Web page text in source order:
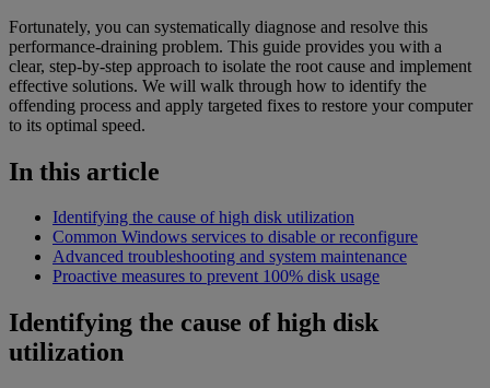
Fortunately, you can systematically diagnose and resolve this
performance-draining problem. This guide provides you with a
clear, step-by-step approach to isolate the root cause and implement
effective solutions. We will walk through how to identify the
offending process and apply targeted fixes to restore your computer
to its optimal speed.
In this article
Identifying the cause of high disk utilization
Common Windows services to disable or reconfigure
Advanced troubleshooting and system maintenance
Proactive measures to prevent 100% disk usage
Identifying the cause of high disk
utilization